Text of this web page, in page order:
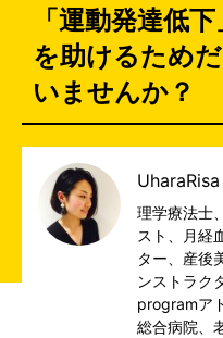
「運動発達低
を助けるため
いませんか？
UharaRisa
理学療法士
スト、月経
ター、産後
ンストラク
programア
総合病院、